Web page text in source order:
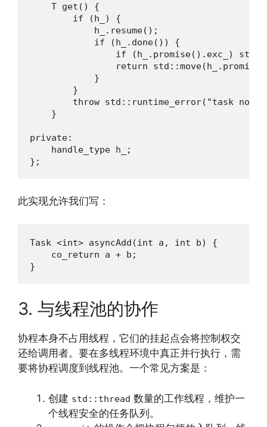
    T get() {
        if (h_) {
            h_.resume();
            if (h_.done()) {
if (h_.promise().exc_)
return
            }
        }
throw std::runtime_error("task not
    }
private:
    handle_type h_;
};
此实现允许我们写：
Task <int> asyncAdd(int a, int b) {
    co_return a + b;
}
3. 与线程池的协作
协程本身不占用线程，它们的挂起点会将控制权交
还给调用者。要在多线程环境中真正并行执行，需
要将协程调度到线程池。一个常见方案是：
创建 std::thread 数量的工作线程，维护一
个线程安全的任务队列。